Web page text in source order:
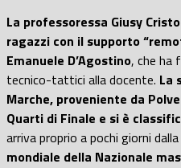
La professoressa Giusy
ragazzi con il supporto
Emanuele D’Agostino, che ha
tecnico-tattici alla docente. La
Marche, proveniente da
Quarti di Finale e si è
arriva proprio a pochi giorni dalla
mondiale della Nazionale